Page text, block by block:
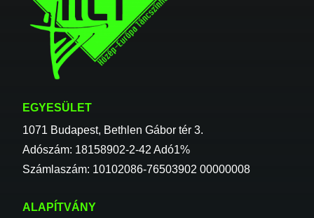
EGYESÜLET
1071 Budapest, Bethlen Gábor tér 3.
Adószám: 18158902-2-42 Adó1%
Számlaszám: 10102086-76503902 00000008
ALAPÍTVÁNY